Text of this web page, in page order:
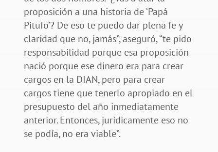
proposición a una historia de ‘Papá
Pitufo’? De eso te puedo dar plena fe y
claridad que no, jamás”, aseguró, “te pido
responsabilidad porque esa proposición
nació porque ese dinero era para crear
cargos en la DIAN, pero para crear
cargos tiene que tenerlo apropiado en el
presupuesto del año inmediatamente
anterior. Entonces, jurídicamente eso no
se podía, no era viable”.